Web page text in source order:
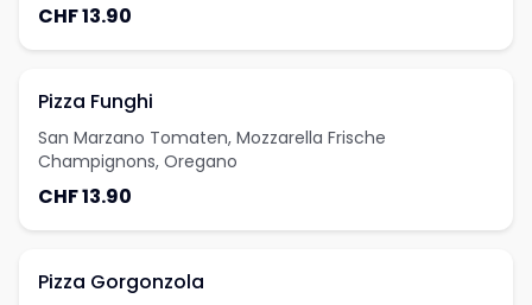
CHF 13.90
Pizza Funghi
San Marzano Tomaten, Mozzarella Frische
Champignons, Oregano
CHF 13.90
Pizza Gorgonzola